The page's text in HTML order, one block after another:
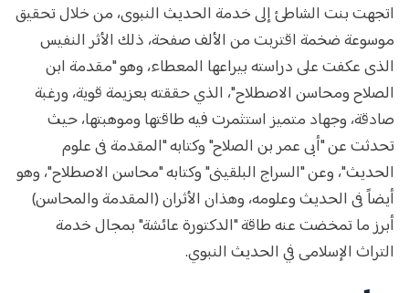
اتجهت بنت الشاطئ إلى خدمة الحديث النبوى، من خلال تحقيق
موسوعة ضخمة اقتربت من الألف صفحة، ذلك الأثر النفيس
الذى عكفت على دراسته بيراعها المعطاء، وهو "مقدمة ابن
الصلاح ومحاسن الاصطلاح"، الذي حققته بعزيمة قوية، ورغبة
صادقة، وجهاد متميز استثمرت فيه طاقتها وموهبتها، حيث
تحدثت عن "أبى عمر بن الصلاح" وكتابه "المقدمة فى علوم
الحديث"، وعن "السراج البلقينى" وكتابه "محاسن الاصطلاح"، وهو
أيضاً فى الحديث وعلومه، وهذان الأثران (المقدمة والمحاسن)
أبرز ما تمخضت عنه طاقة "الدكتورة عائشة" بمجال خدمة
التراث الإسلامى في الحديث النبوي.